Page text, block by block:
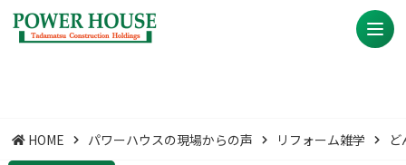
HOME パワーハウスの現場からの声 リフォーム雑学